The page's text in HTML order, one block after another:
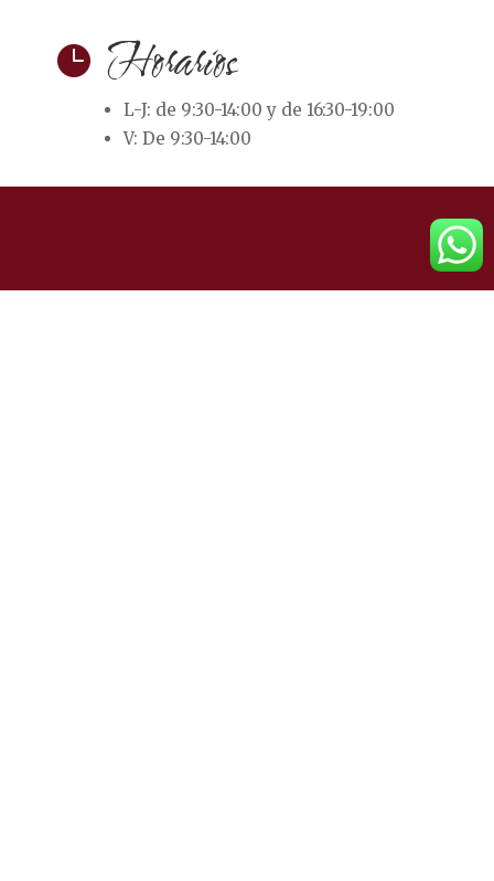
 Horarios
L-J: de 9:30-14:00 y de 16:30-19:00
V: De 9:30-14:00